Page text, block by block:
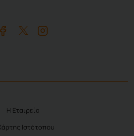
Η Εταιρεία
Ιστότοπου